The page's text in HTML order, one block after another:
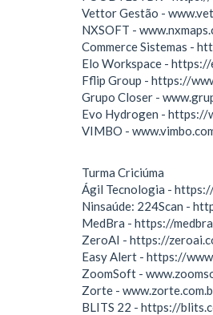
Vettor Gestão -
NXSOFT -
Commerce Sistemas -
Elo Workspace - https://
Fflip Group - https://
Grupo Closer -
Evo Hydrogen - https://
VIMBO -
Turma Criciúma
Ágil Tecnologia -
Ninsaúde: 224Scan -
MedBra - https://
ZeroAI - https://
Easy Alert - https://
ZoomSoft -
Zorte -
BLITS 22 - https://